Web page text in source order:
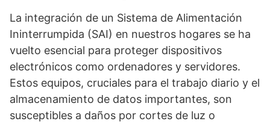
La integración de un Sistema de Alimentación
Ininterrumpida (SAI) en nuestros hogares se ha
vuelto esencial para proteger dispositivos
electrónicos como ordenadores y servidores.
Estos equipos, cruciales para el trabajo diario y el
almacenamiento de datos importantes, son
susceptibles a daños por cortes de luz o